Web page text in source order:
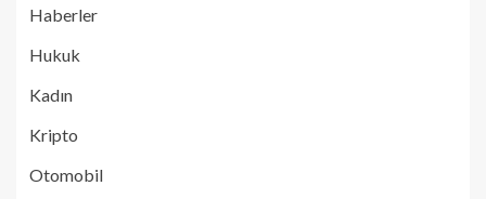
Haberler
Hukuk
Kadın
Kripto
Otomobil